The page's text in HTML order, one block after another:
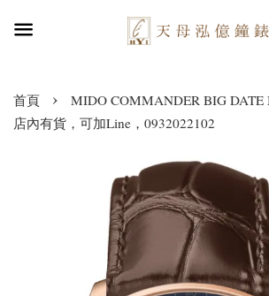
首頁 ›
MIDO COMMANDER BIG DATE
店內有貨，可加Line，0932022102